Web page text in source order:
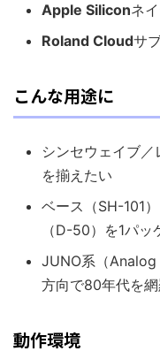
Apple Siliconネ
Roland Cloudサ
こんな用途に
シンセウェイブ
を揃えたい
ベース（SH-101
（D-50）を1パ
JUNO系（
方向で80年代を
動作環境